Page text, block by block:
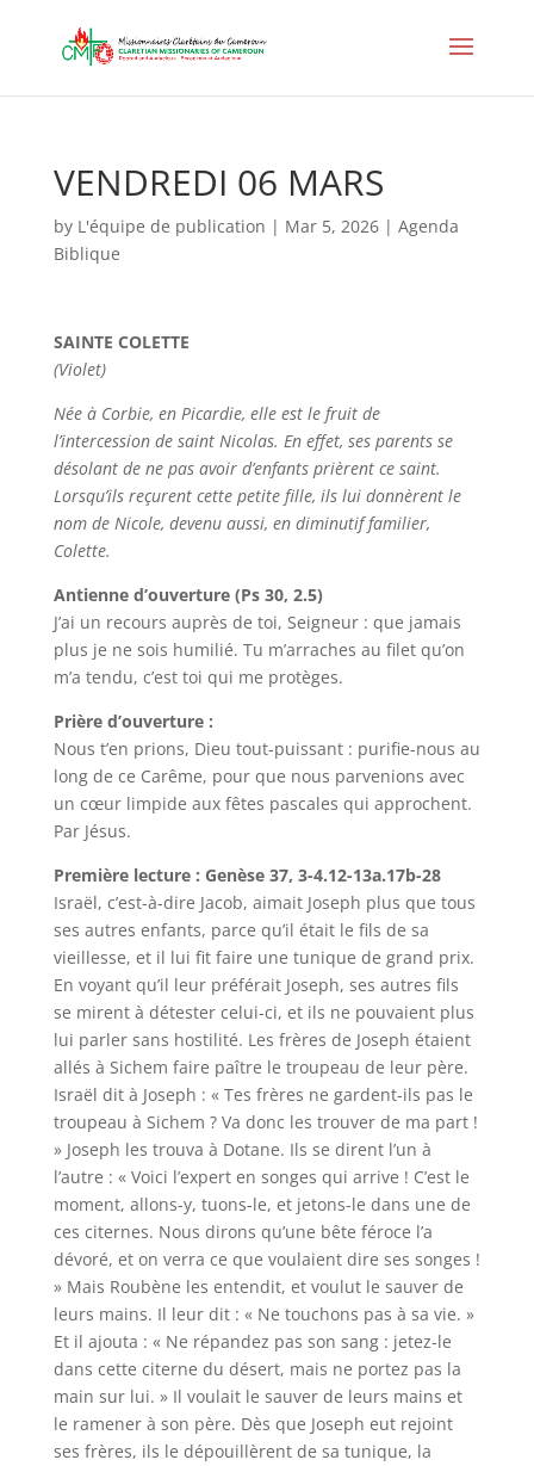
VENDREDI 06 MARS
by L'équipe de publication | Mar 5, 2026| Agenda
Biblique
SAINTE COLETTE
(Violet)
Née à Corbie, en Picardie, elle est le fruit de
l’intercession de saint Nicolas. En effet, ses parents se
désolant de ne pas avoir d’enfants prièrent ce saint.
Lorsqu’ils reçurent cette petite fille, ils lui donnèrent le
nom de Nicole, devenu aussi, en diminutif familier,
Colette.
Antienne d’ouverture (Ps 30, 2.5)
J’ai un recours auprès de toi, Seigneur : que jamais
plus je ne sois humilié. Tu m’arraches au filet qu’on
m’a tendu, c’est toi qui me protèges.
Prière d’ouverture :
Nous t’en prions, Dieu tout-puissant : purifie-nous au
long de ce Carême, pour que nous parvenions avec
un cœur limpide aux fêtes pascales qui approchent.
Par Jésus.
Première lecture : Genèse 37, 3-4.12-13a.17b-28
Israël, c’est-à-dire Jacob, aimait Joseph plus que tous
ses autres enfants, parce qu’il était le fils de sa
vieillesse, et il lui fit faire une tunique de grand prix.
En voyant qu’il leur préférait Joseph, ses autres fils
se mirent à détester celui-ci, et ils ne pouvaient plus
lui parler sans hostilité. Les frères de Joseph étaient
allés à Sichem faire paître le troupeau de leur père.
Israël dit à Joseph : « Tes frères ne gardent-ils pas le
troupeau à Sichem ? Va donc les trouver de ma part !
» Joseph les trouva à Dotane. Ils se dirent l’un à
l’autre : « Voici l’expert en songes qui arrive ! C’est le
moment, allons-y, tuons-le, et jetons-le dans une de
ces citernes. Nous dirons qu’une bête féroce l’a
dévoré, et on verra ce que voulaient dire ses songes !
» Mais Roubène les entendit, et voulut le sauver de
leurs mains. Il leur dit : « Ne touchons pas à sa vie. »
Et il ajouta : « Ne répandez pas son sang : jetez-le
dans cette citerne du désert, mais ne portez pas la
main sur lui. » Il voulait le sauver de leurs mains et
le ramener à son père. Dès que Joseph eut rejoint
ses frères, ils le dépouillèrent de sa tunique, la